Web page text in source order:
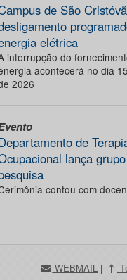
de São
elétrica
interrupção do
acontecerá no dia
2026
de
lança
contou com
WEBMAIL |